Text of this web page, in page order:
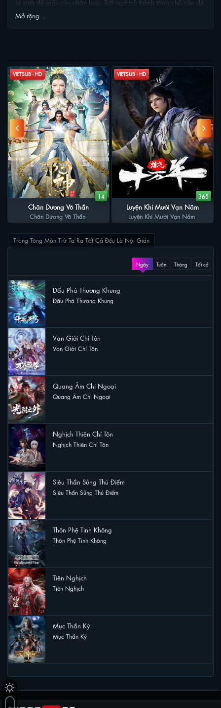
hi sinh để giải cứu nhân loại. Bất ngờ trở thành tông chủ của đệ
nhất tông môn ở dị giới. Tuy nhiên, hắn phải đối mặt với việc
Mở rộng...
VIETSUB - HD
14
Chân Dương Võ Thần
Chân Dương Võ Thần
VIETSUB - HD
365
Luyện Khí Mười Vạn Năm
Luyện Khí Mười Vạn Năm
Trong Tông Môn Trừ Ta Ra Tất Cả Đều Là Nội Gián
Ngày Tuần Tháng Tất cả
Đấu Phá Thương Khung
Đấu Phá Thương Khung
Vạn Giới Chí Tôn
Vạn Giới Chí Tôn
Quang Âm Chi Ngoại
Quang Âm Chi Ngoại
Nghịch Thiên Chí Tôn
Nghịch Thiên Chí Tôn
Siêu Thần Sủng Thú Điếm
Siêu Thần Sủng Thú Điếm
Thôn Phệ Tinh Không
Thôn Phệ Tinh Không
Tiên Nghịch
Tiên Nghịch
Mục Thần Ký
Mục Thần Ký